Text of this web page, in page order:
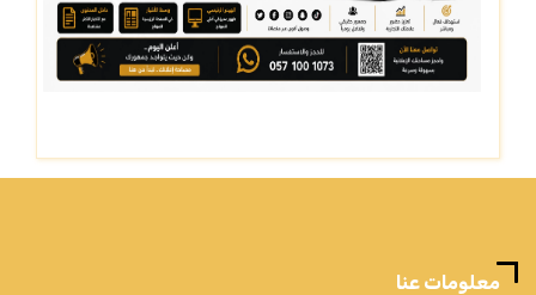
معلومات عنا